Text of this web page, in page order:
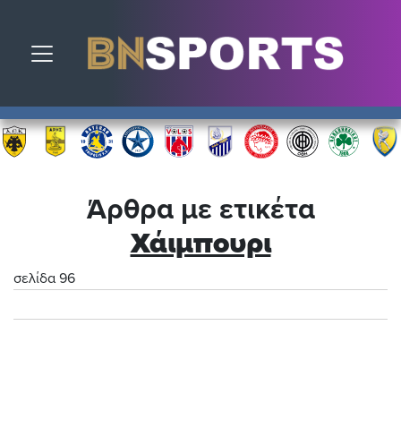
Toggle navigation
Άρθρα με ετικέτα
Χάιμπουρι
σελίδα 96